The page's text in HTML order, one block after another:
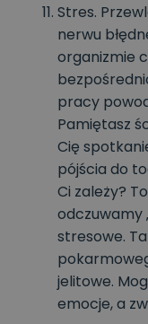
Stres.
nerwu
organizmie
pracy
Pamiętasz
Cię
pójścia do
Ci zależy?
odczuwamy
stresowe.
jelitowe.
emocje, a